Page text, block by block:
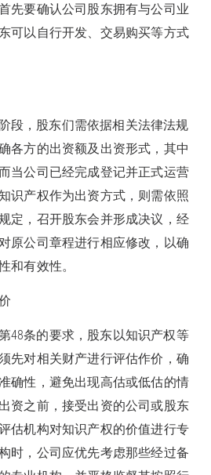
先要确认公司股东拥有与公司业
可以自行开发、交易购买等方式
段，股东们需依据相关法律法规
各方的出资额及出资形式，其中
当公司已经完成登记并正式运营
识产权作为出资方式，则需依照
定，召开股东会并形成决议，经
原公司章程进行相应修改，以确
和有效性。
48条的要求，股东以知识产权等
先对相关财产进行评估作价，确
确性，避免出现高估或低估的情
资之前，接受出资的公司或股东
估机构对知识产权的价值进行专
时，公司应优先考虑那些经过备